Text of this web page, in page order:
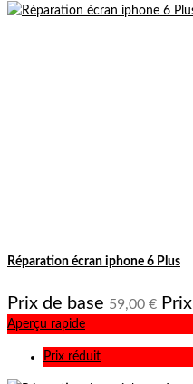
Réparation écran iphone 6 Plus
Prix de base 59,00 € Prix
Aperçu rapide
Prix réduit